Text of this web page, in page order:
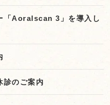
「Aoralscan 3」を導入し
診のご案内